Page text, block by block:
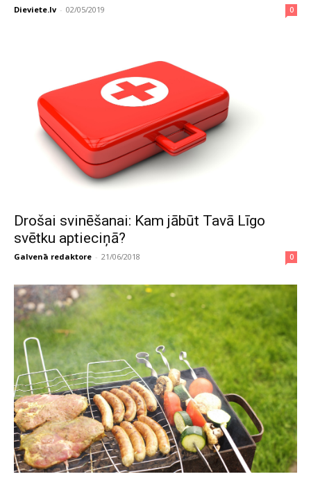
Dieviete.lv - 02/05/2019 0
Drošai svinēšanai: Kam jābūt Tavā Līgo
svētku aptieciņā?
Galvenā redaktore - 21/06/2018 0